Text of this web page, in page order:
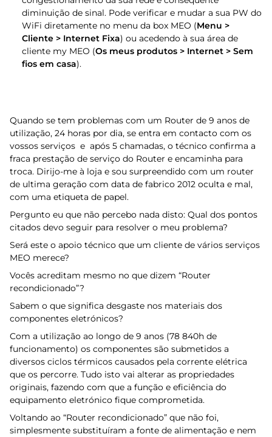
diminuição de sinal. Pode verificar e mudar a sua PW do
WiFi diretamente no menu da box MEO (Menu >
Cliente > Internet Fixa) ou acedendo à sua área de
cliente my MEO (Os meus produtos > Internet > Sem
fios em casa).
Quando se tem problemas com um Router de 9 anos de
utilização, 24 horas por dia, se entra em contacto com os
vossos serviços e após 5 chamadas, o técnico confirma a
fraca prestação de serviço do Router e encaminha para
troca. Dirijo-me à loja e sou surpreendido com um router
de ultima geração com data de fabrico 2012 oculta e mal,
com uma etiqueta de papel.
Pergunto eu que não percebo nada disto: Qual dos pontos
citados devo seguir para resolver o meu problema?
Será este o apoio técnico que um cliente de vários serviços
MEO merece?
Vocês acreditam mesmo no que dizem “Router
recondicionado”?
Sabem o que significa desgaste nos materiais dos
componentes eletrónicos?
Com a utilização ao longo de 9 anos (78 840h de
funcionamento) os componentes são submetidos a
diversos ciclos térmicos causados pela corrente elétrica
que os percorre. Tudo isto vai alterar as propriedades
originais, fazendo com que a função e eficiência do
equipamento eletrónico fique comprometida.
Voltando ao “Router recondicionado” que não foi,
simplesmente substituíram a fonte de alimentação e nem